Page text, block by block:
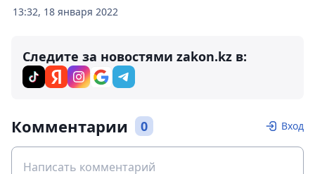
13:32, 18 января 2022
Следите за новостями zakon.kz в:
Комментарии 0 Вход